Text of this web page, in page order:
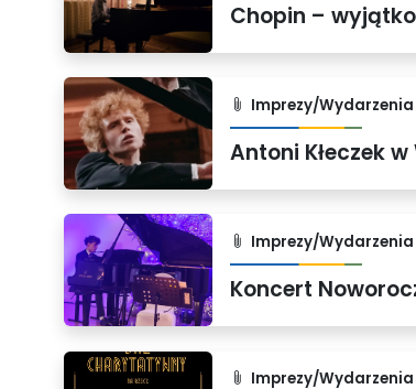
Chopin –
Imprezy/Wydarzenia
Antoni Kłeczek w
Imprezy/Wydarzenia
Imprezy/Wydarzenia